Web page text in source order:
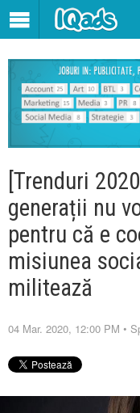
[Trenduri
generații nu
pentru că e
misiunea
militează
04 Mar. 2020, 12:00 PM •